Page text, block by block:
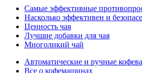
Самые эффективные
Насколько эффективен и
Ценность чая
Лучшие добавки для чая
Многоликий чай
Автоматические и ручные
Все о кофемашинах